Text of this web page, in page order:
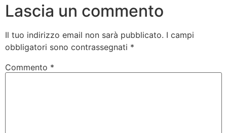
Lascia un commento
Il tuo indirizzo email non sarà pubblicato. I campi
obbligatori sono contrassegnati *
Commento *